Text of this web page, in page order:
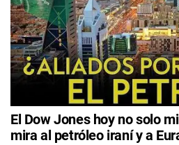
El Dow Jones hoy no solo
mira al petróleo iraní y a